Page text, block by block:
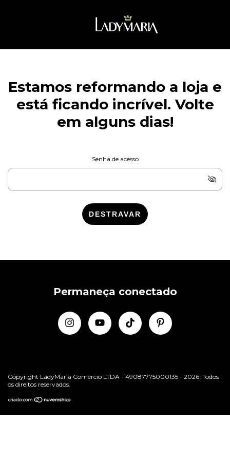
Estamos reformando a loja e
está ficando incrível. Volte
em alguns dias!
Senha de acesso
DESTRAVAR
Permaneça conectado
Copyright LadyMaria Comércio LTDA - 49087775000135 - 2026. Todos
os direitos reservados.